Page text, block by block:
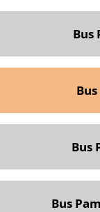
Bus
Bus
Bus